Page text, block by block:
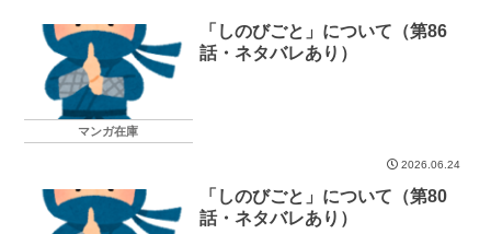
マンガ在庫
「しのびごと」について（第86
話・ネタバレあり）
2026.06.24
「しのびごと」について（第80
話・ネタバレあり）